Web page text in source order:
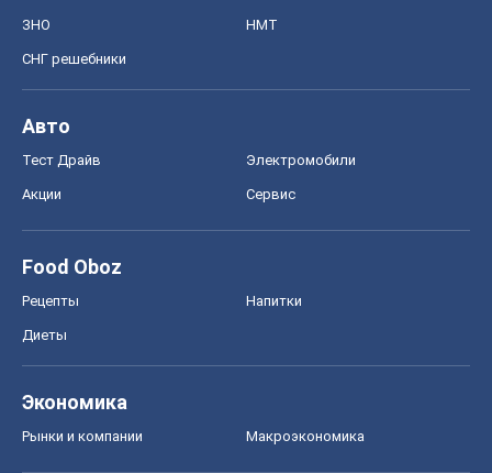
ЗНО НМТ
СНГ решебники
Авто
Тест Драйв Электромобили
Акции Сервис
Food Oboz
Рецепты Напитки
Диеты
Экономика
Рынки и компании Mакроэкономика